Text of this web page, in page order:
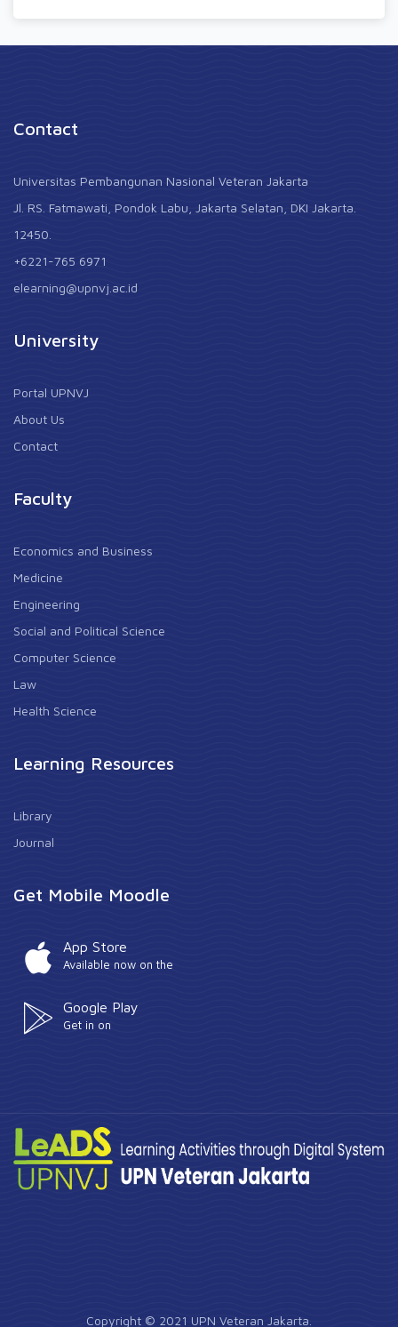
Contact
Universitas Pembangunan Nasional Veteran Jakarta
Jl. RS. Fatmawati, Pondok Labu, Jakarta Selatan, DKI Jakarta.
12450.
+6221-765 6971
elearning@upnvj.ac.id
University
Portal UPNVJ
About Us
Contact
Faculty
Economics and Business
Medicine
Engineering
Social and Political Science
Computer Science
Law
Health Science
Learning Resources
Library
Journal
Get Mobile Moodle
App Store
Available now on the
Google Play
Get in on
Copyright © 2021 UPN Veteran Jakarta.